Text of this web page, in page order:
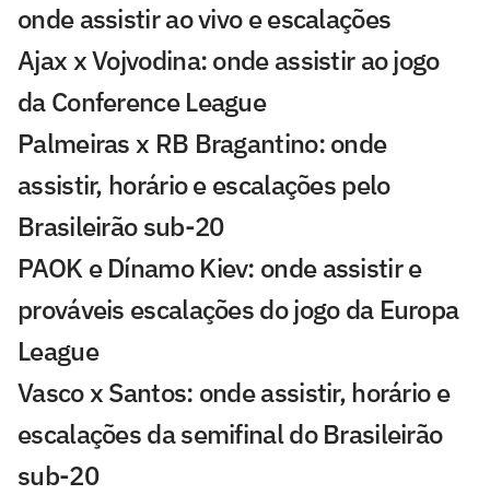
onde assistir ao vivo e escalações
Ajax x Vojvodina: onde assistir ao jogo
da Conference League
Palmeiras x RB Bragantino: onde
assistir, horário e escalações pelo
Brasileirão sub-20
PAOK e Dínamo Kiev: onde assistir e
prováveis escalações do jogo da Europa
League
Vasco x Santos: onde assistir, horário e
escalações da semifinal do Brasileirão
sub-20